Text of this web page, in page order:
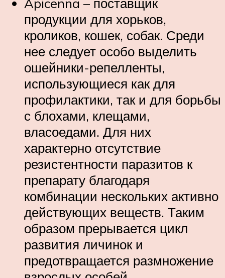
продукции для хорьков,
кроликов, кошек, собак. Среди
нее следует особо выделить
ошейники-репелленты,
использующиеся как для
профилактики, так и для борьбы
с блохами, клещами,
власоедами. Для них
характерно отсутствие
резистентности паразитов к
препарату благодаря
комбинации нескольких активно
действующих веществ. Таким
образом прерывается цикл
развития личинок и
предотвращается размножение